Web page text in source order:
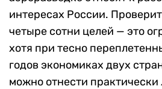
интересах России.
четыре сотни целей — это
хотя при тесно
годов экономиках двух
можно отнести практически